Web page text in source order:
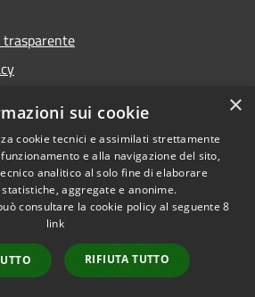
Copyright © 2026 • Comune di
Municipium•
Accesso
redazione
×
sui cookie
cookie tecnici e assimilati strettamente
e alla navigazione del sito,
analitico al solo fine di elaborare
aggregate e anonime.
consultare la cookie policy al seguente8
link
RIFIUTA TUTTO